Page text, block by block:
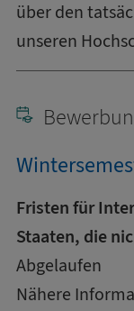
über den
unseren
Fristen für
Staaten, die
Abgelaufen
Nähere